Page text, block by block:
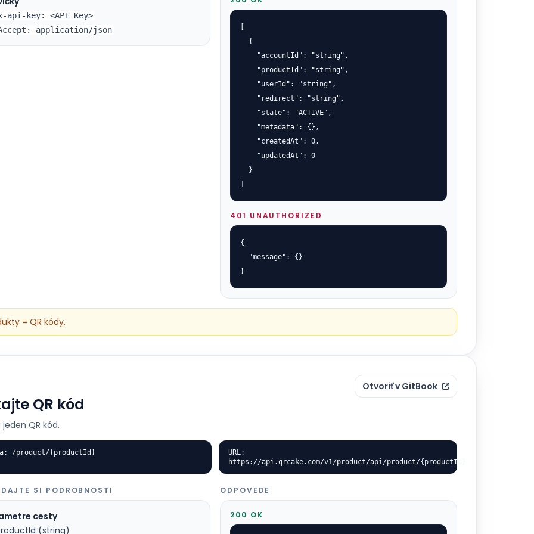
api-key: <API Key>
application/json
  {
    "accountId": "string",
    "productId": "string",
    "userId": "string",
    "redirect": "string",
    "state": "ACTIVE",
    "metadata": {},
    "createdAt": 0,
    "updatedAt": 0
  }
401 UNAUTHORIZED
{
  "message": {}
}
= QR kódy.
QR kód
QR kód.
Otvoriť v GitBook
/product/{productId}
URL:
https://api.qrcake.com/v1/product/api/product/{productId}
SI PODROBNOSTI
cesty
(string)
ODPOVEDE
200 OK